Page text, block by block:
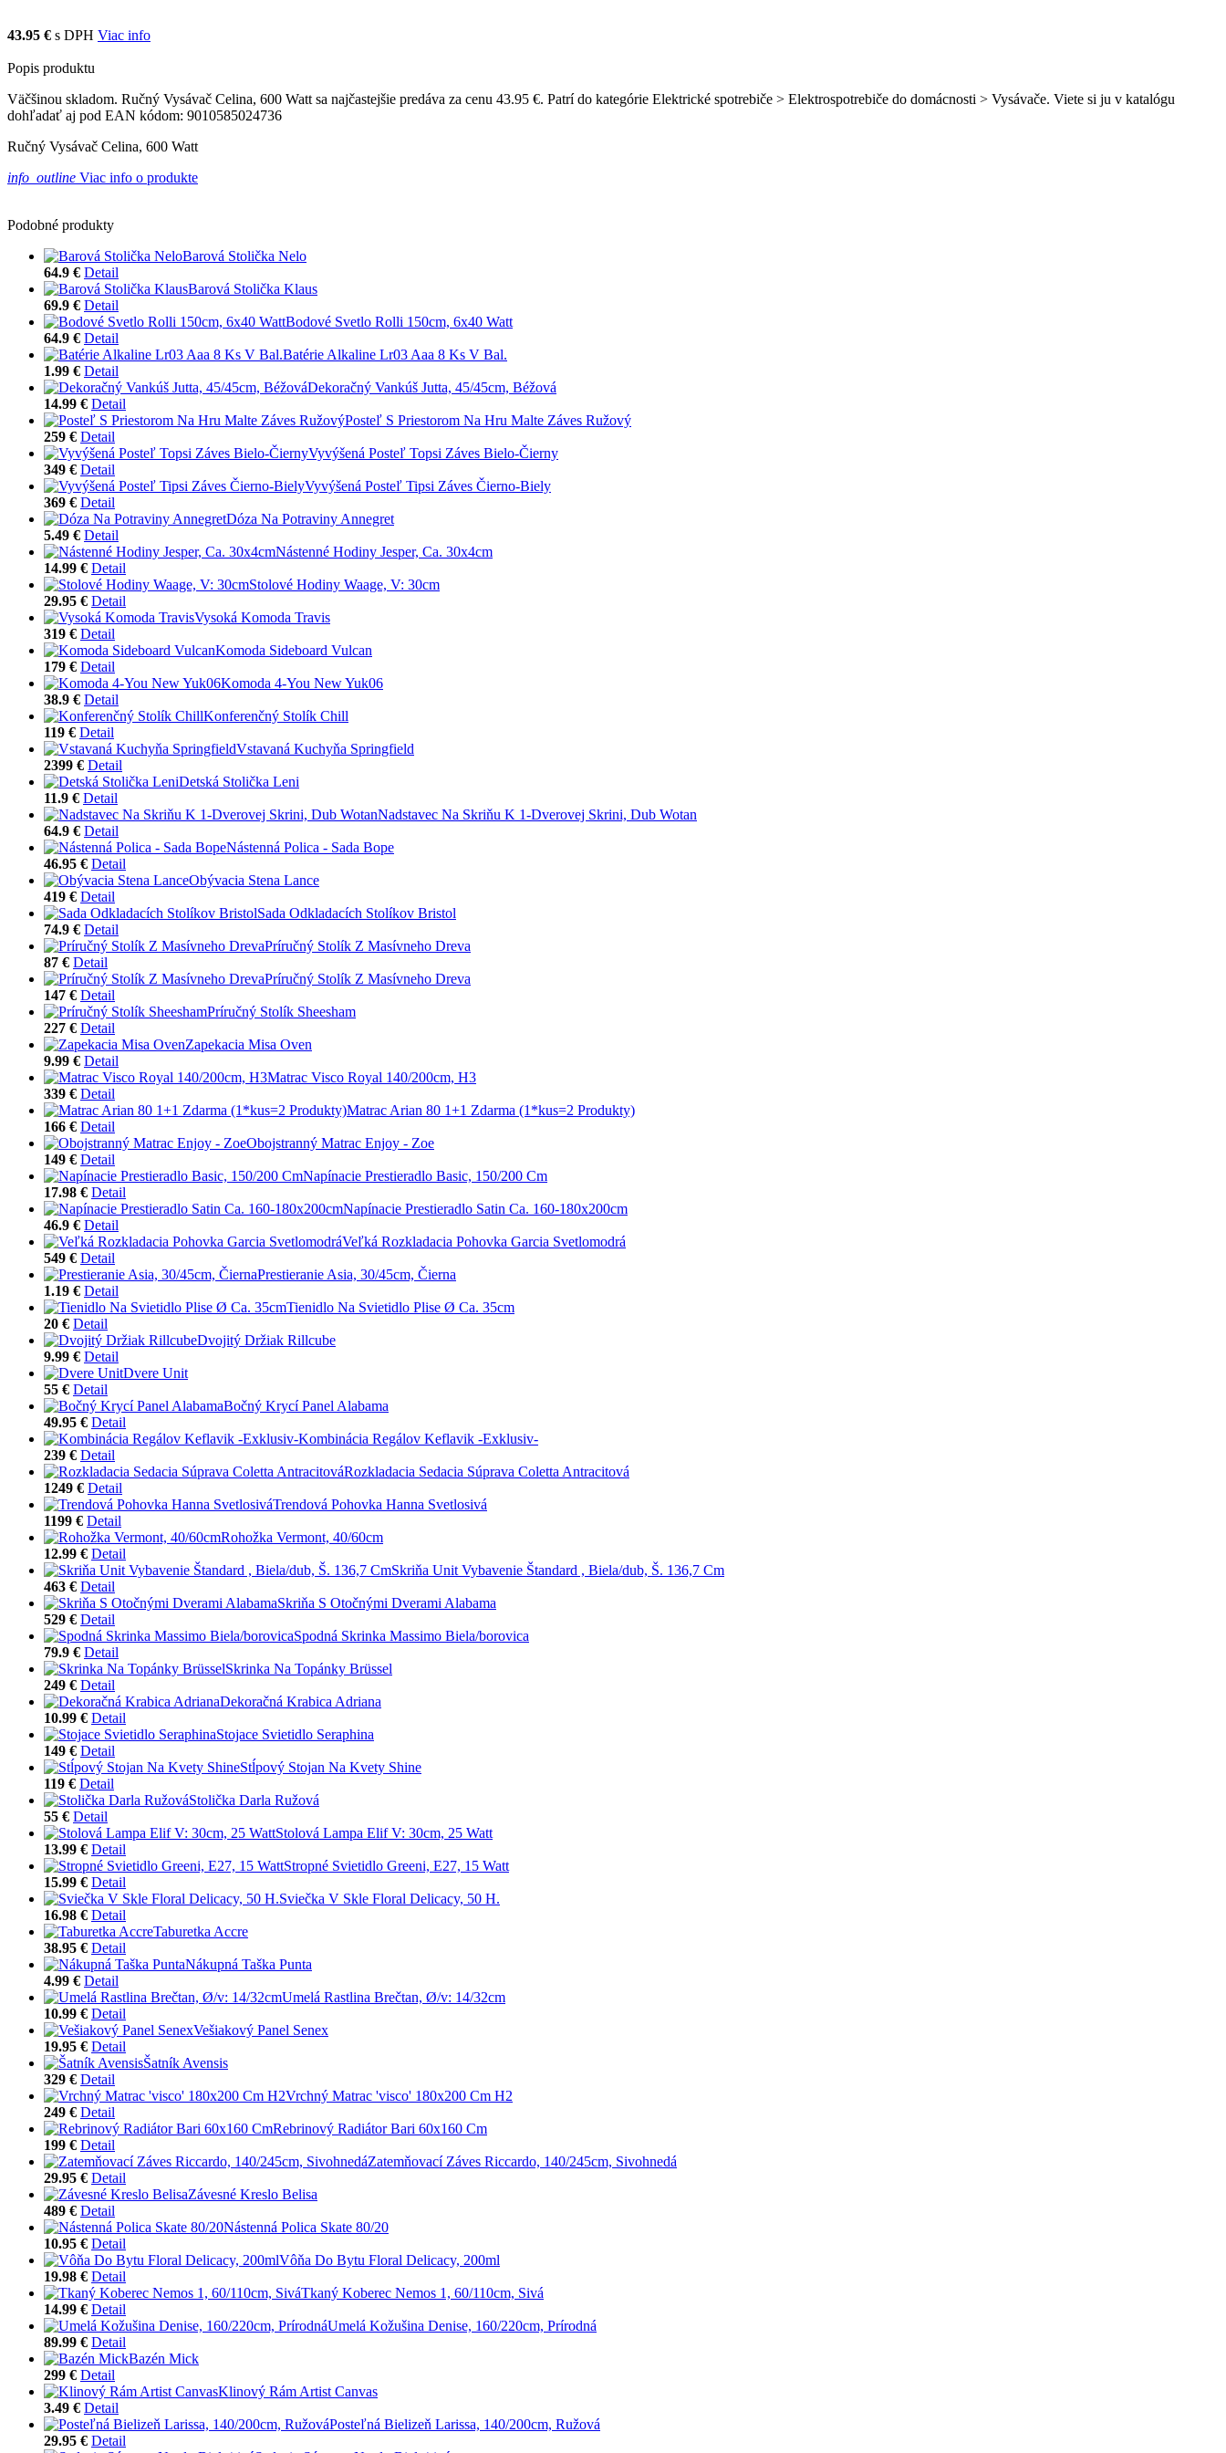
43.95 € s DPH Viac info
Popis produktu
Väčšinou skladom. Ručný Vysávač Celina, 600 Watt sa najčastejšie predáva za cenu 43.95 €. Patrí do kategórie Elektrické spotrebiče > Elektrospotrebiče do domácnosti > Vysávače. Viete si ju v katalógu
dohľadať aj pod EAN kódom: 9010585024736
Ručný Vysávač Celina, 600 Watt
info_outline Viac info o produkte
Podobné produkty
Barová Stolička Nelo
64.9 € Detail
Barová Stolička Klaus
69.9 € Detail
Bodové Svetlo Rolli 150cm, 6x40 Watt
64.9 € Detail
Batérie Alkaline Lr03 Aaa 8 Ks V Bal.
1.99 € Detail
Dekoračný Vankúš Jutta, 45/45cm, Béžová
14.99 € Detail
Posteľ S Priestorom Na Hru Malte Záves Ružový
259 € Detail
Vyvýšená Posteľ Topsi Záves Bielo-Čierny
349 € Detail
Vyvýšená Posteľ Tipsi Záves Čierno-Biely
369 € Detail
Dóza Na Potraviny Annegret
5.49 € Detail
Nástenné Hodiny Jesper, Ca. 30x4cm
14.99 € Detail
Stolové Hodiny Waage, V: 30cm
29.95 € Detail
Vysoká Komoda Travis
319 € Detail
Komoda Sideboard Vulcan
179 € Detail
Komoda 4-You New Yuk06
38.9 € Detail
Konferenčný Stolík Chill
119 € Detail
Vstavaná Kuchyňa Springfield
2399 € Detail
Detská Stolička Leni
11.9 € Detail
Nadstavec Na Skriňu K 1-Dverovej Skrini, Dub Wotan
64.9 € Detail
Nástenná Polica - Sada Bope
46.95 € Detail
Obývacia Stena Lance
419 € Detail
Sada Odkladacích Stolíkov Bristol
74.9 € Detail
Príručný Stolík Z Masívneho Dreva
87 € Detail
Príručný Stolík Z Masívneho Dreva
147 € Detail
Príručný Stolík Sheesham
227 € Detail
Zapekacia Misa Oven
9.99 € Detail
Matrac Visco Royal 140/200cm, H3
339 € Detail
Matrac Arian 80 1+1 Zdarma (1*kus=2 Produkty)
166 € Detail
Obojstranný Matrac Enjoy - Zoe
149 € Detail
Napínacie Prestieradlo Basic, 150/200 Cm
17.98 € Detail
Napínacie Prestieradlo Satin Ca. 160-180x200cm
46.9 € Detail
Veľká Rozkladacia Pohovka Garcia Svetlomodrá
549 € Detail
Prestieranie Asia, 30/45cm, Čierna
1.19 € Detail
Tienidlo Na Svietidlo Plise Ø Ca. 35cm
20 € Detail
Dvojitý Držiak Rillcube
9.99 € Detail
Dvere Unit
55 € Detail
Bočný Krycí Panel Alabama
49.95 € Detail
Kombinácia Regálov Keflavik -Exklusiv-
239 € Detail
Rozkladacia Sedacia Súprava Coletta Antracitová
1249 € Detail
Trendová Pohovka Hanna Svetlosivá
1199 € Detail
Rohožka Vermont, 40/60cm
12.99 € Detail
Skriňa Unit Vybavenie Štandard , Biela/dub, Š. 136,7 Cm
463 € Detail
Skriňa S Otočnými Dverami Alabama
529 € Detail
Spodná Skrinka Massimo Biela/borovica
79.9 € Detail
Skrinka Na Topánky Brüssel
249 € Detail
Dekoračná Krabica Adriana
10.99 € Detail
Stojace Svietidlo Seraphina
149 € Detail
Stĺpový Stojan Na Kvety Shine
119 € Detail
Stolička Darla Ružová
55 € Detail
Stolová Lampa Elif V: 30cm, 25 Watt
13.99 € Detail
Stropné Svietidlo Greeni, E27, 15 Watt
15.99 € Detail
Sviečka V Skle Floral Delicacy, 50 H.
16.98 € Detail
Taburetka Accre
38.95 € Detail
Nákupná Taška Punta
4.99 € Detail
Umelá Rastlina Brečtan, Ø/v: 14/32cm
10.99 € Detail
Vešiakový Panel Senex
19.95 € Detail
Šatník Avensis
329 € Detail
Vrchný Matrac 'visco' 180x200 Cm H2
249 € Detail
Rebrinový Radiátor Bari 60x160 Cm
199 € Detail
Zatemňovací Záves Riccardo, 140/245cm, Sivohnedá
29.95 € Detail
Závesné Kreslo Belisa
489 € Detail
Nástenná Polica Skate 80/20
10.95 € Detail
Vôňa Do Bytu Floral Delicacy, 200ml
19.98 € Detail
Tkaný Koberec Nemos 1, 60/110cm, Sivá
14.99 € Detail
Umelá Kožušina Denise, 160/220cm, Prírodná
89.99 € Detail
Bazén Mick
299 € Detail
Klinový Rám Artist Canvas
3.49 € Detail
Posteľná Bielizeň Larissa, 140/200cm, Ružová
29.95 € Detail